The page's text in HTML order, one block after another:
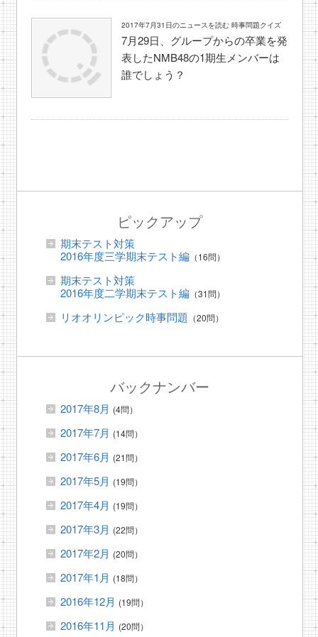
2017年7月31日のニュースを読む 時事問題クイズ
7月29日、グループからの卒業を発
表したNMB48の1期生メンバーは
誰でしょう？
ピックアップ
期末テスト対策
2016年度三学期末テスト編（16問）
期末テスト対策
2016年度二学期末テスト編（31問）
リオオリンピック時事問題 （20問）
バックナンバー
2017年8月 (4問）
2017年7月 (14問）
2017年6月 (21問）
2017年5月 (19問）
2017年4月 (19問）
2017年3月 (22問）
2017年2月 (20問）
2017年1月 (18問）
2016年12月 (19問）
2016年11月 (20問）